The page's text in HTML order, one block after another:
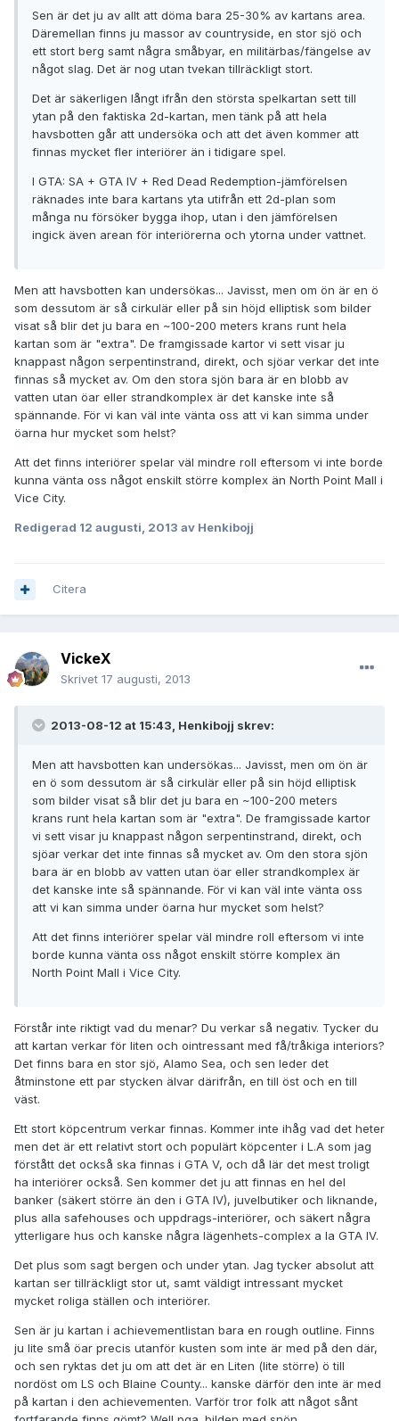
Sen är det ju av allt att döma bara 25-30% av kartans area.
Däremellan finns ju massor av countryside, en stor sjö och
ett stort berg samt några småbyar, en militärbas/fängelse av
något slag. Det är nog utan tvekan tillräckligt stort.
Det är säkerligen långt ifrån den största spelkartan sett till
ytan på den faktiska 2d-kartan, men tänk på att hela
havsbotten går att undersöka och att det även kommer att
finnas mycket fler interiörer än i tidigare spel.
I GTA: SA + GTA IV + Red Dead Redemption-jämförelsen
räknades inte bara kartans yta utifrån ett 2d-plan som
många nu försöker bygga ihop, utan i den jämförelsen
ingick även arean för interiörerna och ytorna under vattnet.
Men att havsbotten kan undersökas... Javisst, men om ön är en ö
som dessutom är så cirkulär eller på sin höjd elliptisk som bilder
visat så blir det ju bara en ~100-200 meters krans runt hela
kartan som är "extra". De framgissade kartor vi sett visar ju
knappast någon serpentinstrand, direkt, och sjöar verkar det inte
finnas så mycket av. Om den stora sjön bara är en blobb av
vatten utan öar eller strandkomplex är det kanske inte så
spännande. För vi kan väl inte vänta oss att vi kan simma under
öarna hur mycket som helst?
Att det finns interiörer spelar väl mindre roll eftersom vi inte borde
kunna vänta oss något enskilt större komplex än North Point Mall i
Vice City.
Redigerad 12 augusti, 2013 av Henkibojj
Citera
VickeX
Skrivet 17 augusti, 2013
2013-08-12 at 15:43, Henkibojj skrev:
Men att havsbotten kan undersökas... Javisst, men om ön är
en ö som dessutom är så cirkulär eller på sin höjd elliptisk
som bilder visat så blir det ju bara en ~100-200 meters
krans runt hela kartan som är "extra". De framgissade kartor
vi sett visar ju knappast någon serpentinstrand, direkt, och
sjöar verkar det inte finnas så mycket av. Om den stora sjön
bara är en blobb av vatten utan öar eller strandkomplex är
det kanske inte så spännande. För vi kan väl inte vänta oss
att vi kan simma under öarna hur mycket som helst?
Att det finns interiörer spelar väl mindre roll eftersom vi inte
borde kunna vänta oss något enskilt större komplex än
North Point Mall i Vice City.
Förstår inte riktigt vad du menar? Du verkar så negativ. Tycker du
att kartan verkar för liten och ointressant med få/tråkiga interiors?
Det finns bara en stor sjö, Alamo Sea, och sen leder det
åtminstone ett par stycken älvar därifrån, en till öst och en till
väst.
Ett stort köpcentrum verkar finnas. Kommer inte ihåg vad det heter
men det är ett relativt stort och populärt köpcenter i L.A som jag
förstått det också ska finnas i GTA V, och då lär det mest troligt
ha interiörer också. Sen kommer det ju att finnas en hel del
banker (säkert större än den i GTA IV), juvelbutiker och liknande,
plus alla safehouses och uppdrags-interiörer, och säkert några
ytterligare hus och kanske några lägenhets-complex a la GTA IV.
Det plus som sagt bergen och under ytan. Jag tycker absolut att
kartan ser tillräckligt stor ut, samt väldigt intressant mycket
mycket roliga ställen och interiörer.
Sen är ju kartan i achievementlistan bara en rough outline. Finns
ju lite små öar precis utanför kusten som inte är med på den där,
och sen ryktas det ju om att det är en Liten (lite större) ö till
nordöst om LS och Blaine County... kanske därför den inte är med
på kartan i den achievementen. Varför tror folk att något sånt